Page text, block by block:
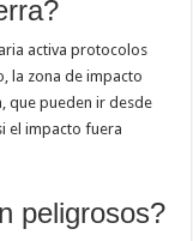
activa protocolos
la zona de impacto
que pueden ir desde
el impacto fuera
peligrosos?